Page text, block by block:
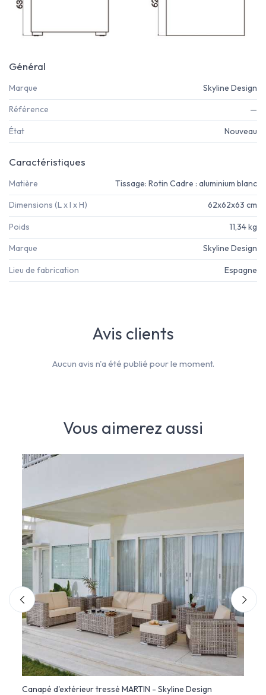
Général
Marque Skyline Design
Référence —
État Nouveau
Caractéristiques
Matière Tissage: Rotin Cadre : aluminium blanc
Dimensions (L x l x H) 62x62x63 cm
Poids 11,34 kg
Marque Skyline Design
Lieu de fabrication Espagne
Vous aimerez aussi
Canapé d'extérieur tressé MARTIN - Skyline Design
Avis clients
Aucun avis n'a été publié pour le moment.